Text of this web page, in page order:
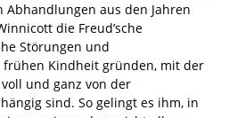
aus den Jahren
die Freud’sche
Störungen und
Kindheit gründen, mit der
und ganz von der
sind. So gelingt es ihm, in